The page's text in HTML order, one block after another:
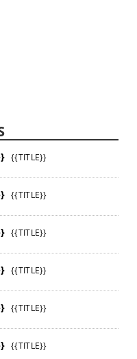
{{TITLE}}
{{TITLE}}
{{TITLE}}
{{TITLE}}
{{TITLE}}
{{TITLE}}